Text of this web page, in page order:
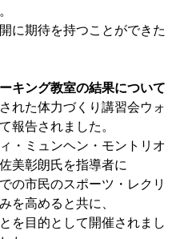
に期待を持つことができた
キング教室の結果について
れた体力づくり講習会ウォ
報告されました。
・ミュンヘン・モントリオ
美彰朗氏を指導者に
の市民のスポーツ・レクリ
を高めると共に、
を目的として開催されまし